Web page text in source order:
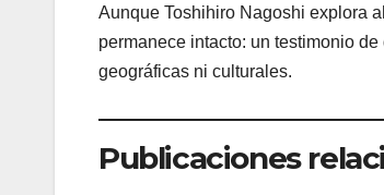
Aunque Toshihiro Nagoshi explora
permanece intacto: un testimonio
geográficas ni culturales.
Publicaciones